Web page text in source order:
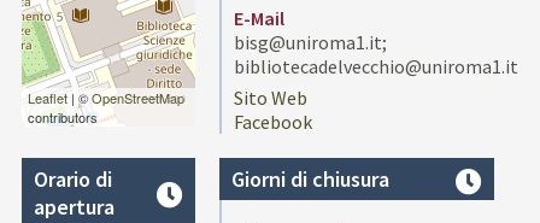
Leaflet| ©OpenStreetMap
contributors
E-Mail
bisg@uniroma1.it;
bibliotecadelvecchio@uniroma1.it
Sito Web
Facebook
Orario di
apertura
Giorni di chiusura